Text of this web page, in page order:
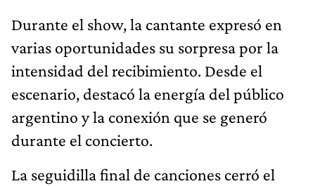
Durante el show, la cantante expresó en
varias oportunidades su sorpresa por la
intensidad del recibimiento. Desde el
escenario, destacó la energía del público
argentino y la conexión que se generó
durante el concierto.
La seguidilla final de canciones cerró el